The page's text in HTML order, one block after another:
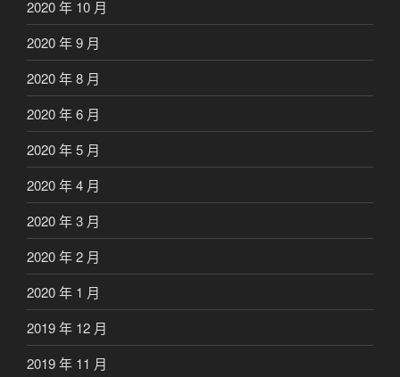
2020 年 10 月
2020 年 9 月
2020 年 8 月
2020 年 6 月
2020 年 5 月
2020 年 4 月
2020 年 3 月
2020 年 2 月
2020 年 1 月
2019 年 12 月
2019 年 11 月